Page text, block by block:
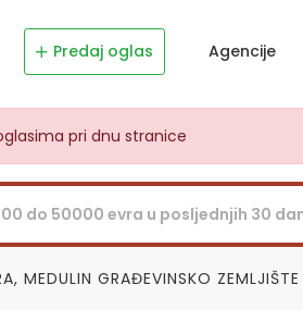
Predaj oglas Agencije
pri dnu stranice
MEDULIN GRAĐEVINSKO